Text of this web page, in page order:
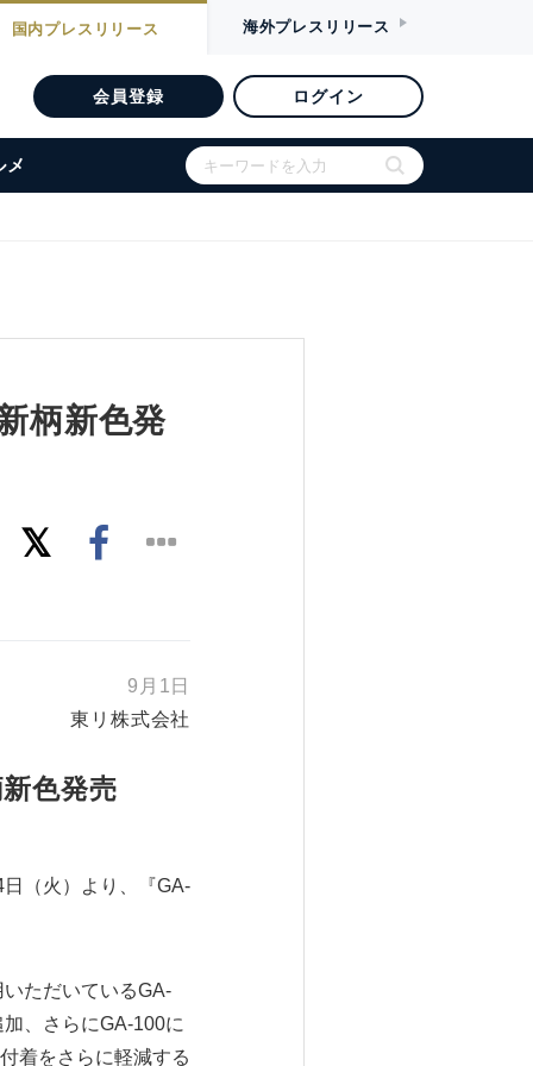
国内プレスリリース 海外プレスリリース
会員登録 ログイン
メ
柄新色発
9月1日
東リ株式会社
色発売
（火）より、『GA-
ただいているGA-
、さらにGA-100に
着をさらに軽減する